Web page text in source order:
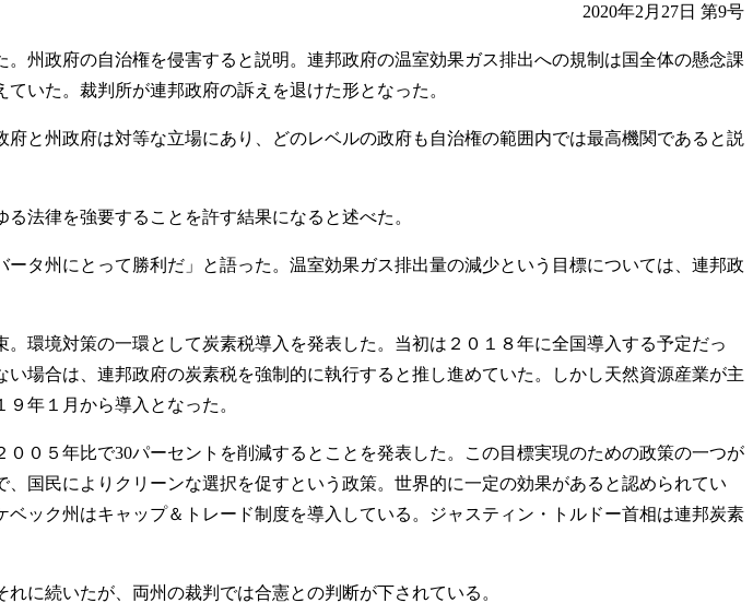
2020年2月27日 第9号
州政府の自治権を侵害すると説明。連邦政府の温室効果ガス排出への規制は国全体の懸念課
いた。裁判所が連邦政府の訴えを退けた形となった。
と州政府は対等な立場にあり、どのレベルの政府も自治権の範囲内では最高機関であると説
法律を強要することを許す結果になると述べた。
タ州にとって勝利だ」と語った。温室効果ガス排出量の減少という目標については、連邦政
環境対策の一環として炭素税導入を発表した。当初は２０１８年に全国導入する予定だっ
場合は、連邦政府の炭素税を強制的に執行すると推し進めていた。しかし天然資源産業が主
年１月から導入となった。
０５年比で30パーセントを削減するとことを発表した。この目標実現のための政策の一つが
国民によりクリーンな選択を促すという政策。世界的に一定の効果があると認められてい
ック州はキャップ＆トレード制度を導入している。ジャスティン・トルドー首相は連邦炭素
に続いたが、両州の裁判では合憲との判断が下されている。